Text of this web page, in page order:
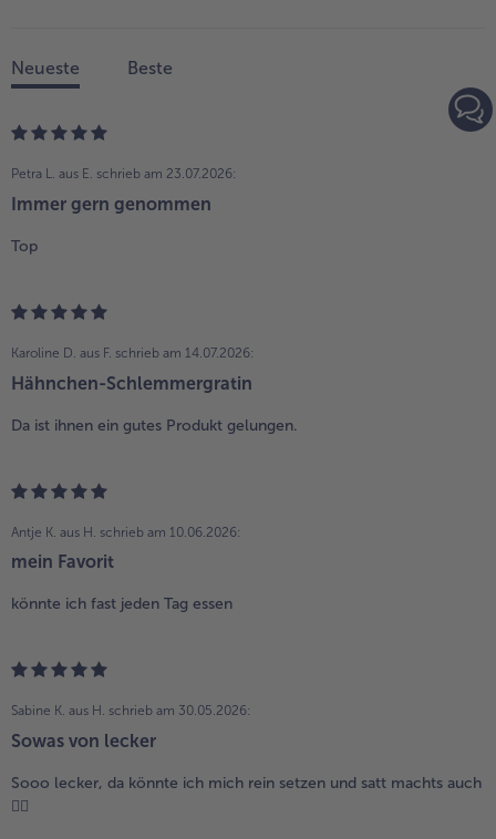
Neueste Beste
Petra L. aus E. schrieb am 23.07.2026:
Immer gern genommen
Top
Karoline D. aus F. schrieb am 14.07.2026:
Hähnchen-Schlemmergratin
Da ist ihnen ein gutes Produkt gelungen.
Antje K. aus H. schrieb am 10.06.2026:
mein Favorit
könnte ich fast jeden Tag essen
Sabine K. aus H. schrieb am 30.05.2026:
Sowas von lecker
Sooo lecker, da könnte ich mich rein setzen und satt machts auch
👍🏻